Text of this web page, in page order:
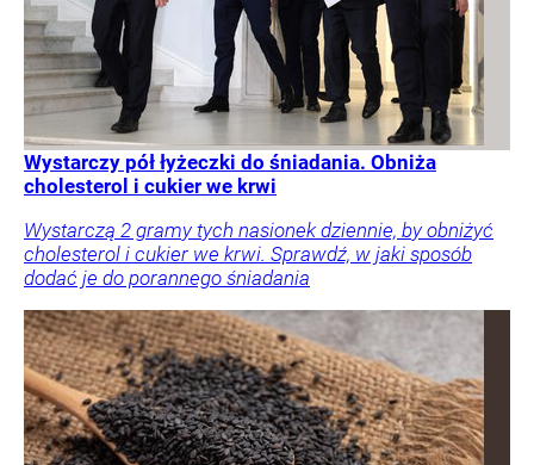
Wystarczy pół łyżeczki do śniadania. Obniża
cholesterol i cukier we krwi
Wystarczą 2 gramy tych nasionek dziennie, by obniżyć
cholesterol i cukier we krwi. Sprawdź, w jaki sposób
dodać je do porannego śniadania